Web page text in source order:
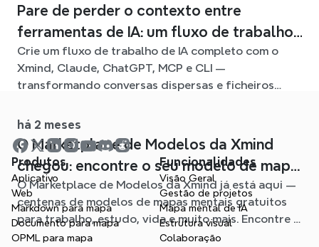
Pare de perder o contexto entre
ferramentas de IA: um fluxo de trabalho
ligado com o Xmind
Crie um fluxo de trabalho de IA completo com o
Xmind, Claude, ChatGPT, MCP e CLI —
transformando conversas dispersas e ficheiros
há 2 meses
O Marketplace de Modelos da Xmind
chegou: encontre o seu modelo de mapa
mental para qualquer situação
O Marketplace de Modelos da Xmind já está aqui —
centenas de modelos de mapas mentais gratuitos
para trabalho, estudo, vida e muito mais. Encontre o
ponto de partida ideal e evite a página em branco.
Produtos
Aplicativo
Web
Markdown para mapa
Documento para mapa
OPML para mapa
Funcionalidades
Visão Geral
Gestão de projetos
Mapa mental de IA
Estrutura visual
Colaboração